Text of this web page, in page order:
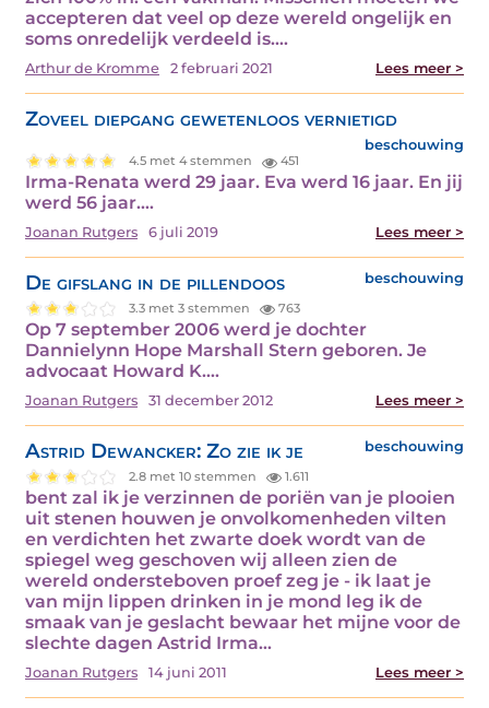
accepteren dat veel op deze wereld ongelijk en
soms onredelijk verdeeld is.…
Arthur de Kromme 2 februari 2021 Lees meer >
Zoveel diepgang gewetenloos vernietigd
beschouwing
4.5 met 4 stemmen 451
Irma-Renata werd 29 jaar. Eva werd 16 jaar. En jij
werd 56 jaar.…
Joanan Rutgers 6 juli 2019 Lees meer >
De gifslang in de pillendoos beschouwing
3.3 met 3 stemmen 763
Op 7 september 2006 werd je dochter
Dannielynn Hope Marshall Stern geboren. Je
advocaat Howard K.…
Joanan Rutgers 31 december 2012 Lees meer >
Astrid Dewancker: Zo zie ik je beschouwing
2.8 met 10 stemmen 1.611
bent zal ik je verzinnen de poriën van je plooien
uit stenen houwen je onvolkomenheden vilten
en verdichten het zwarte doek wordt van de
spiegel weg geschoven wij alleen zien de
wereld ondersteboven proef zeg je - ik laat je
van mijn lippen drinken in je mond leg ik de
smaak van je geslacht bewaar het mijne voor de
slechte dagen Astrid Irma…
Joanan Rutgers 14 juni 2011 Lees meer >